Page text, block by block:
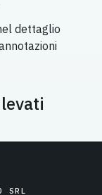
dettaglio
SRL